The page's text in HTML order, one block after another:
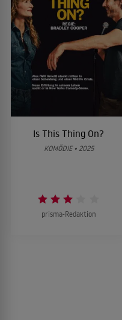
Is This Thing On?
KOMÖDIE • 2025
prisma-Redaktion